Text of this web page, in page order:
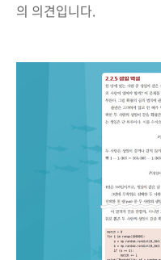
의 의견입니다.